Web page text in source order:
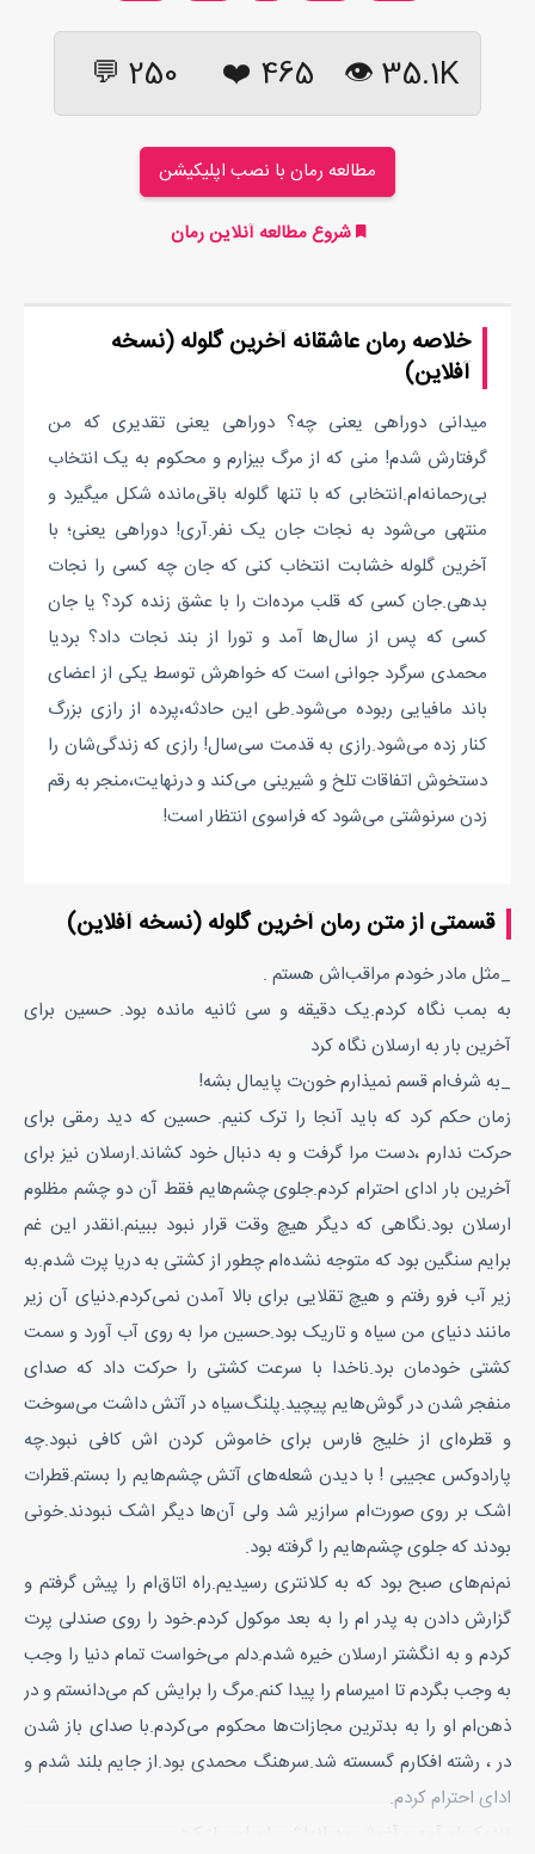
35.1K 👁
465
❤️
250 💬
مطالعه رمان با نصب اپلیکیشن
شروع مطالعه آنلاین رمان
خلاصه رمان عاشقانه آخرین گلوله (نسخه
آفلاین)
میدانی دوراهی یعنی چه؟ دوراهی یعنی تقدیری که من
گرفتارش شدم! منی که از مرگ بیزارم و محکوم به یک انتخاب
بی‌رحمانه‌‌ام.انتخابی که با تنها گلوله باقی‌مانده شکل میگیرد و
منتهی می‌شود به نجات جان یک نفر.آری! دوراهی یعنی؛ با
آخرین گلوله خشابت انتخاب کنی که جان چه کسی را نجات
بدهی.جان کسی که قلب مرده‌‌ات را با عشق زنده کرد؟ یا جان
کسی که پس از سال‌ها آمد و تورا از بند نجات داد؟ بردیا
محمدی سرگرد جوانی است که خواهرش توسط یکی از اعضای
باند مافیایی ربوده می‌شود‌.طی این حادثه،پرده از رازی بزرگ
کنار زده می‌شود.رازی به قدمت سی‌سال! رازی که زندگی‌شان را
دستخوش اتفاقات تلخ و شیرینی می‌کند و درنهایت،منجر به رقم
زدن سرنوشتی می‌شود ‌که فراسوی انتظار است!
قسمتی از متن رمان آخرین گلوله (نسخه آفلاین)
_مثل مادر خودم مراقب‌اش هستم .
به بمب نگاه کردم.یک دقیقه و سی ثانیه مانده بود. حسین برای
آخرین بار به ارسلان نگاه کرد
_به شرف‌ام قسم نمیذارم خون‌ت پایمال بشه!
زمان حکم کرد که باید آنجا را ترک کنیم. حسین که دید رمقی برای
حرکت ندارم ،دست مرا گرفت و به دنبال خود کشاند.ارسلان نیز برای
آخرین بار ادای احترام کردم.جلوی چشم‌هایم فقط آن دو چشم مظلوم
ارسلان بود.نگاهی که دیگر هیچ وقت قرار نبود ببینم.انقدر این غم
برایم سنگین بود که متوجه نشده‌ام چطور از کشتی به دریا پرت شدم.به
زیر آب فرو رفتم و هیچ تقلایی برای بالا آمدن نمی‌کردم.دنیای آن زیر
مانند دنیای من سیاه و تاریک بود.حسین مرا به روی آب آورد و سمت
کشتی خودمان برد.ناخدا با سرعت کشتی را حرکت داد که صدای
منفجر شدن در گوش‌هایم پیچید.پلنگ‌سیاه در آتش داشت می‌سوخت
و قطره‌ای از خلیج فارس برای خاموش کردن اش کافی نبود.چه
پارادوکس عجیبی ! با دیدن شعله‌های آتش چشم‌هایم را بستم.قطرات
اشک بر روی صورت‌ام سرازیر شد ولی آن‌ها دیگر اشک نبودند.خونی
بودند که جلوی چشم‌هایم را گرفته بود.
نم‌نم‌های صبح بود که به کلانتری رسیدیم.راه اتاق‌ام را پیش گرفتم و
گزارش دادن به پدر ام را به بعد موکول کردم.خود را روی صندلی پرت
کردم و به انگشتر ارسلان خیره شدم.دلم می‌خواست تمام دنیا را وجب
به وجب بگردم تا امیرسام را پیدا کنم.مرگ را برایش کم می‌دانستم و در
ذهن‌ام او را به بدترین مجازات‌ها محکوم می‌کردم.با صدای باز شدن
در ، رشته افکارم گسسته شد.سرهنگ محمدی بود.از جایم بلند شدم و
ادای احترام کردم.